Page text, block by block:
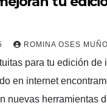
ROMINA OSES
para tu edición de
en internet
nuevas herramientas